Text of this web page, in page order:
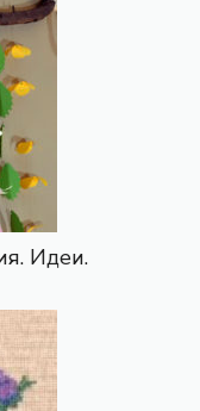
Идеи.